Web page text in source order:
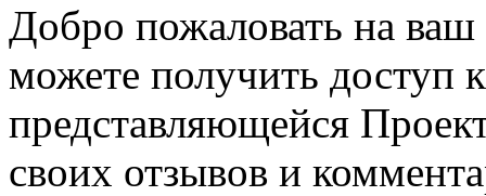
Добро пожаловать на
можете получить доступ
представляющейся
своих отзывов и